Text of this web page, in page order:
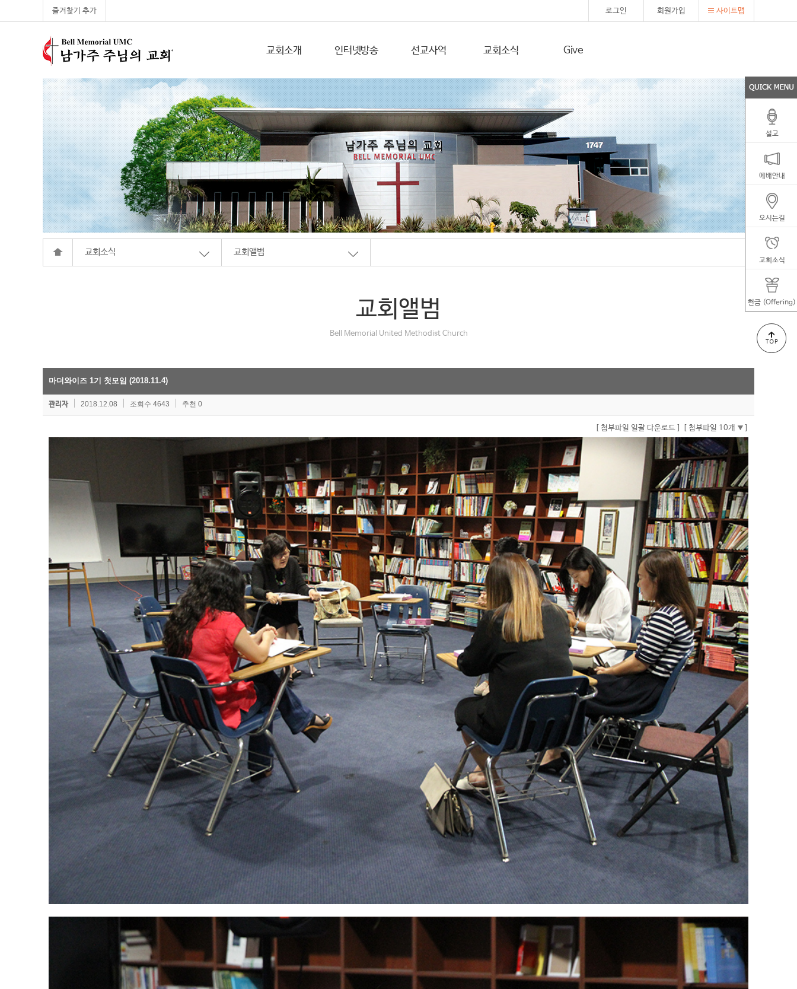
즐겨찾기 추가 로그인 회원가입 사이트맵
교회소개
초대합니다
교회의 비전
예배안내
섬기는 분들
담임목사 소개
연 혁
교회안내
오시는길
인터넷방송
YouTube
선교사역
지역선교
해외선교
교회소식
교회앨범
공지사항
주보
Give
헌금(Offering)
교회소식 교회앨범
교회앨범
Bell Memorial United Methodist Church
마더와이즈 1기 첫모임 (2018.11.4)
관리자 2018.12.08 조회수 4643 추천 0
[ 첨부파일 일괄 다운로드 ] [ 첨부파일 10개
설교
예배안내
오시는길
교회소식
헌금 (Offering)